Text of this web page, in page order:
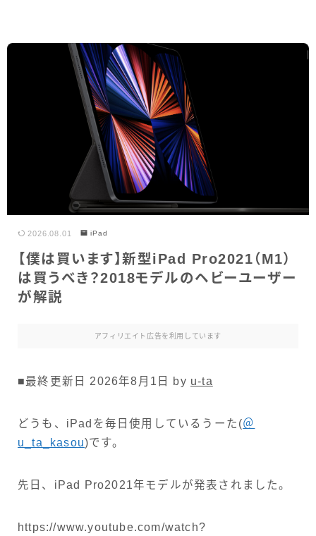
2026.08.01 iPad
【僕は買います】新型iPad Pro2021（M1）
は買うべき？2018モデルのヘビーユーザー
が解説
アフィリエイト広告を利用しています
■最終更新日 2026年8月1日 by u-ta
どうも、iPadを毎日使用しているうーた(＠
u_ta_kasou)です。
先日、iPad Pro2021年モデルが発表されました。
https://www.youtube.com/watch?